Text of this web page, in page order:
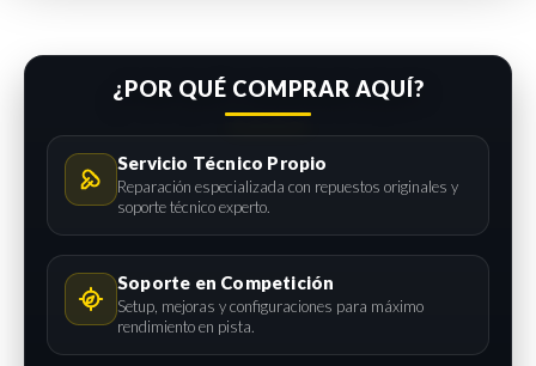
¿POR QUÉ COMPRAR AQUÍ?
Servicio Técnico Propio
Reparación especializada con repuestos originales y
soporte técnico experto.
Soporte en Competición
Setup, mejoras y configuraciones para máximo
rendimiento en pista.